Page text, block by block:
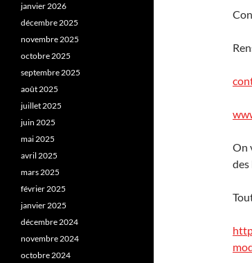
On
janvier 2026
décembre 2025
novembre 2025
octobre 2025
septembre 2025
août 2025
juillet 2025
juin 2025
mai 2025
avril 2025
mars 2025
février 2025
janvier 2025
décembre 2024
novembre 2024
octobre 2024